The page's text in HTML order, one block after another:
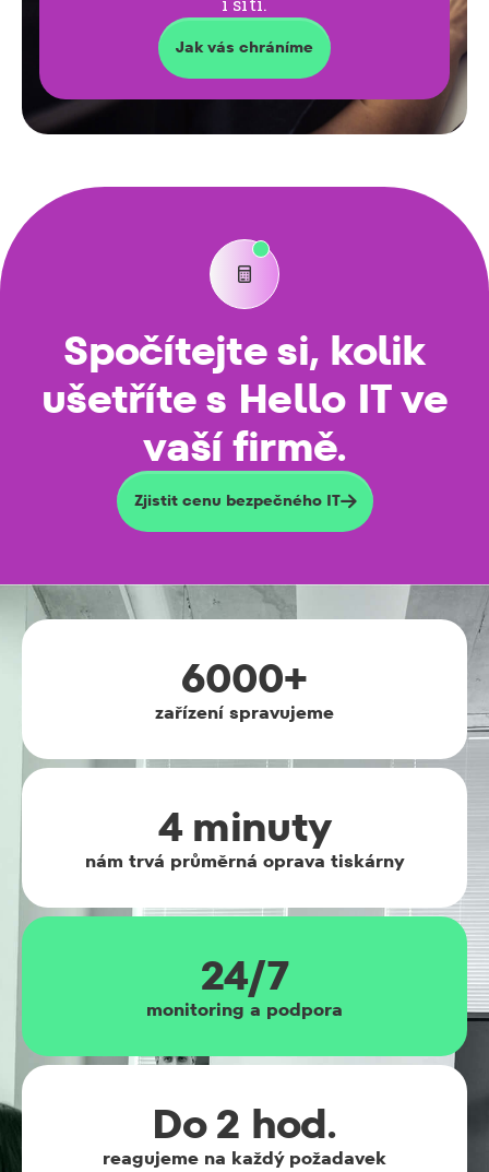
Jak vás chráníme

Spočítejte si, kolik
ušetříte s Hello IT ve
vaší firmě.
Zjistit cenu bezpečného IT
6000+
zařízení spravujeme
4 minuty
nám trvá průměrná oprava tiskárny
24/7
monitoring a podpora
Do 2 hod.
reagujeme na každý požadavek